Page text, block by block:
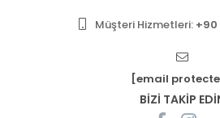
Müşteri Hizmetleri: +90
[email
BİZİ TAKİP